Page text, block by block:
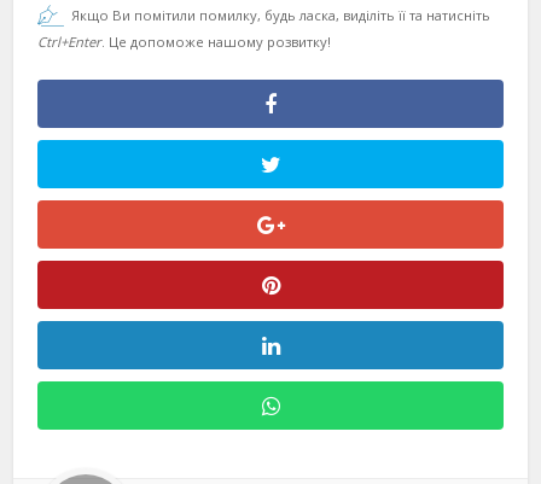
Якщо Ви помітили помилку, будь ласка, виділіть її та натисніть
Ctrl+Enter. Це допоможе нашому розвитку!